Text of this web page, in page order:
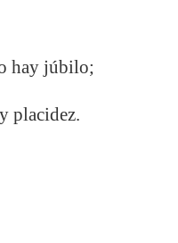
hay júbilo;
placidez.